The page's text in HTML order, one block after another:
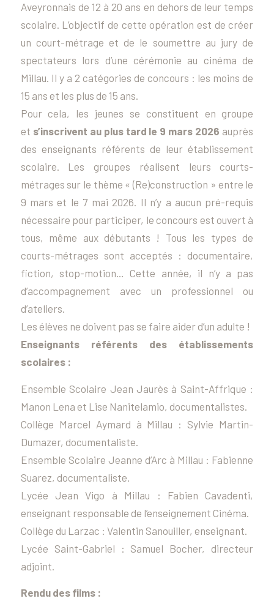
Aveyronnais de 12 à 20 ans en dehors de leur temps
scolaire. L’objectif de cette opération est de créer
un court-métrage et de le soumettre au jury de
spectateurs lors d’une cérémonie au cinéma de
Millau. Il y a 2 catégories de concours : les moins de
15 ans et les plus de 15 ans.
Pour cela, les jeunes se constituent en groupe
et s’inscrivent au plus tard le 9 mars 2026 auprès
des enseignants référents de leur établissement
scolaire. Les groupes réalisent leurs courts-
métrages sur le thème « (Re)construction » entre le
9 mars et le 7 mai 2026. Il n’y a aucun pré-requis
nécessaire pour participer, le concours est ouvert à
tous, même aux débutants ! Tous les types de
courts-métrages sont acceptés : documentaire,
fiction, stop-motion… Cette année, il n’y a pas
d’accompagnement avec un professionnel ou
d’ateliers.
Les élèves ne doivent pas se faire aider d’un adulte !
Enseignants référents des établissements
scolaires :
Ensemble Scolaire Jean Jaurès à Saint-Affrique :
Manon Lena et Lise Nanitelamio, documentalistes.
Collège Marcel Aymard à Millau : Sylvie Martin-
Dumazer, documentaliste.
Ensemble Scolaire Jeanne d’Arc à Millau : Fabienne
Suarez, documentaliste.
Lycée Jean Vigo à Millau : Fabien Cavadenti,
enseignant responsable de l’enseignement Cinéma.
Collège du Larzac : Valentin Sanouiller, enseignant.
Lycée Saint-Gabriel : Samuel Bocher, directeur
adjoint.
Rendu des films :